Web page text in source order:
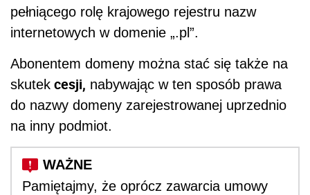
pełniącego rolę krajowego rejestru nazw
internetowych w domenie „.pl”.
Abonentem domeny można stać się także na
skutek cesji, nabywając w ten sposób prawa
do nazwy domeny zarejestrowanej uprzednio
na inny podmiot.
Pamiętajmy, że oprócz zawarcia umowy